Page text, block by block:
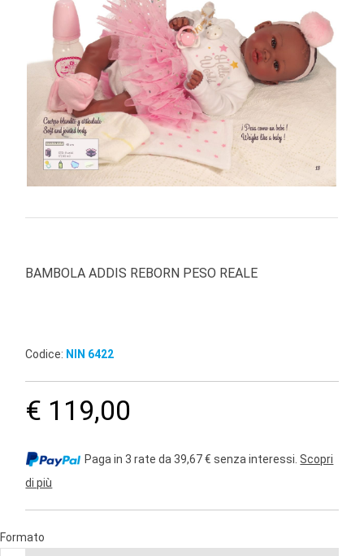
INFANZIA
PUZZLE
SYLVANIAN
FAMILY
VALIGERIA-
BAMBOLA ADDIS REBORN PESO REALE
Codice: NIN 6422
€ 119,00
Paga in 3 rate da 39,67 € senza interessi.Scopri
di più
Formato